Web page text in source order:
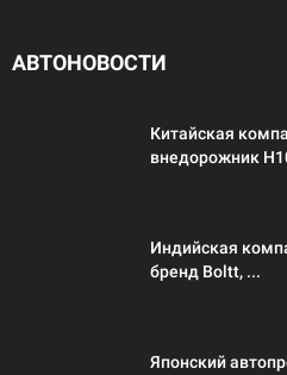
АВТОНОВОСТИ
Китайская
внедорожник
Индийская
бренд Boltt, ...
Японский